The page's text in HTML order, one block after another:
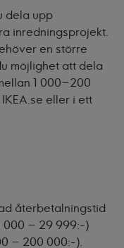
dela upp
inredningsprojekt.
en större
möjlighet att dela
1 000–200
eller i ett
återbetalningstid
000 – 29 999:-)
– 200 000:-).